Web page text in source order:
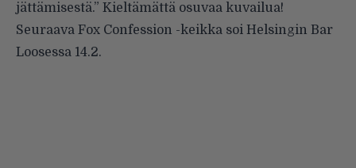
jättämisestä.” Kieltämättä osuvaa kuvailua!
Seuraava Fox Confession -keikka soi Helsingin Bar
Loosessa 14.2.